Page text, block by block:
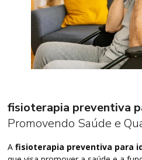
fisioterapia preventiva
Promovendo Saúde e
Afisioterapia preventiva para